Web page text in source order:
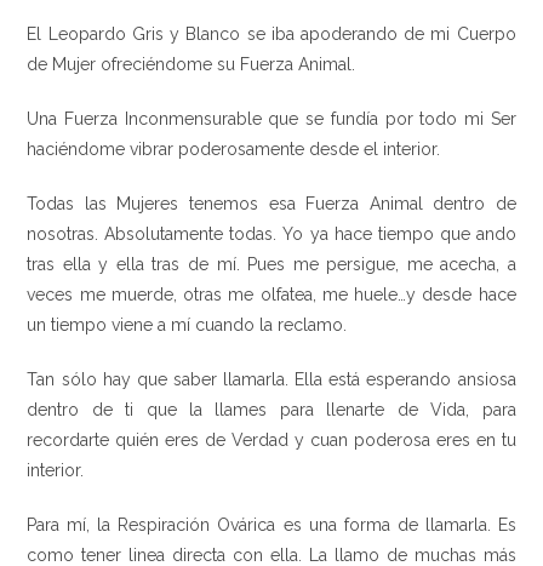
El Leopardo Gris y Blanco se iba apoderando de mi Cuerpo
de Mujer ofreciéndome su Fuerza Animal.
Una Fuerza Inconmensurable que se fundía por todo mi Ser
haciéndome vibrar poderosamente desde el interior.
Todas las Mujeres tenemos esa Fuerza Animal dentro de
nosotras. Absolutamente todas. Yo ya hace tiempo que ando
tras ella y ella tras de mí. Pues me persigue, me acecha, a
veces me muerde, otras me olfatea, me huele…y desde hace
un tiempo viene a mí cuando la reclamo.
Tan sólo hay que saber llamarla. Ella está esperando ansiosa
dentro de ti que la llames para llenarte de Vida, para
recordarte quién eres de Verdad y cuan poderosa eres en tu
interior.
Para mí, la Respiración Ovárica es una forma de llamarla. Es
como tener linea directa con ella. La llamo de muchas más